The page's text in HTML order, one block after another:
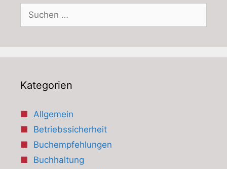
nach:
Kategorien
Allgemein
Betriebssicherheit
Buchempfehlungen
Buchhaltung